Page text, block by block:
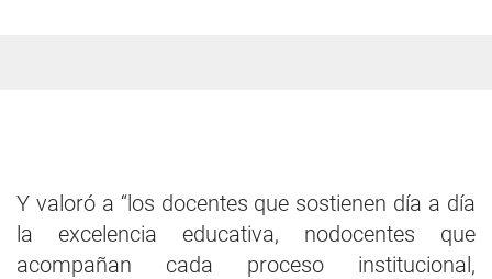
Y valoró a “los docentes que sostienen día a día
la excelencia educativa, nodocentes que
acompañan cada proceso institucional,